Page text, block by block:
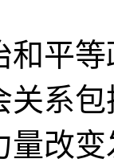
和平
关系
量改